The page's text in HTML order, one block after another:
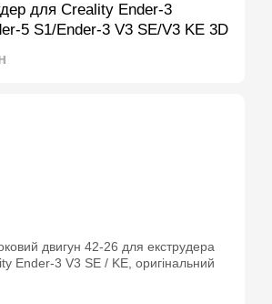
для Creality Ender-3
5 S1/Ender-3 V3 SE/V3 KE 3D